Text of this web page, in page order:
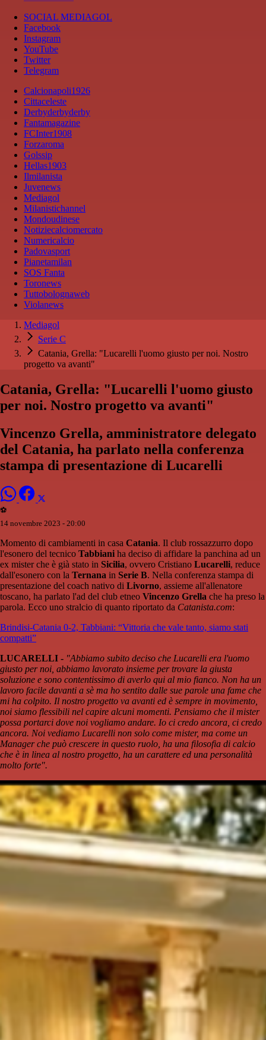
SOCIAL MEDIAGOL
Facebook
Instagram
YouTube
Twitter
Telegram
Calcionapoli1926
Cittaceleste
Derbyderbyderby
Fantamagazine
FCInter1908
Forzaroma
Golssip
Hellas1903
Ilmilanista
Juvenews
Mediagol
Milanistichannel
Mondoudinese
Notiziecalciomercato
Numericalcio
Padovasport
Pianetamilan
SOS Fanta
Toronews
Tuttobolognaweb
Violanews
Mediagol
Serie C
Catania, Grella: "Lucarelli l'uomo giusto per noi. Nostro
progetto va avanti"
Catania, Grella: "Lucarelli l'uomo giusto
per noi. Nostro progetto va avanti"
Vincenzo Grella, amministratore delegato
del Catania, ha parlato nella conferenza
stampa di presentazione di Lucarelli
⚽️
14 novembre 2023 - 20:00
Momento di cambiamenti in casa Catania. Il club rossazzurro dopo
l'esonero del tecnico Tabbiani ha deciso di affidare la panchina ad un
ex mister che è già stato in Sicilia, ovvero Cristiano Lucarelli, reduce
dall'esonero con la Ternana in Serie B. Nella conferenza stampa di
presentazione del coach nativo di Livorno, assieme all'allenatore
toscano, ha parlato l'ad del club etneo Vincenzo Grella che ha preso la
parola. Ecco uno stralcio di quanto riportato da Catanista.com:
Brindisi-Catania 0-2, Tabbiani: “Vittoria che vale tanto, siamo stati
compatti”
LUCARELLI - "Abbiamo subito deciso che Lucarelli era l'uomo
giusto per noi, abbiamo lavorato insieme per trovare la giusta
soluzione e sono contentissimo di averlo qui al mio fianco. Non ha un
lavoro facile davanti a sè ma ho sentito dalle sue parole una fame che
mi ha colpito. Il nostro progetto va avanti ed è sempre in movimento,
noi siamo flessibili nel capire alcuni momenti. Pensiamo che il mister
possa portarci dove noi vogliamo andare. Io ci credo ancora, ci credo
ancora. Noi vediamo Lucarelli non solo come mister, ma come un
Manager che può crescere in questo ruolo, ha una filosofia di calcio
che è in linea al nostro progetto, ha un carattere ed una personalità
molto forte".